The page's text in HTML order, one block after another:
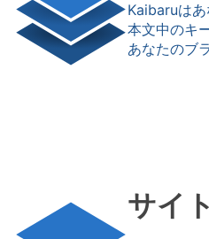
Kaibaruは
本文中のキ
あなたのブ
サイ